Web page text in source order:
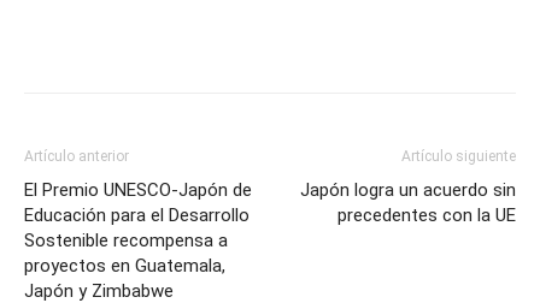
Artículo anterior
El Premio UNESCO-Japón de
Educación para el Desarrollo
Sostenible recompensa a
proyectos en Guatemala,
Japón y Zimbabwe
Artículo siguiente
Japón logra un acuerdo sin
precedentes con la UE